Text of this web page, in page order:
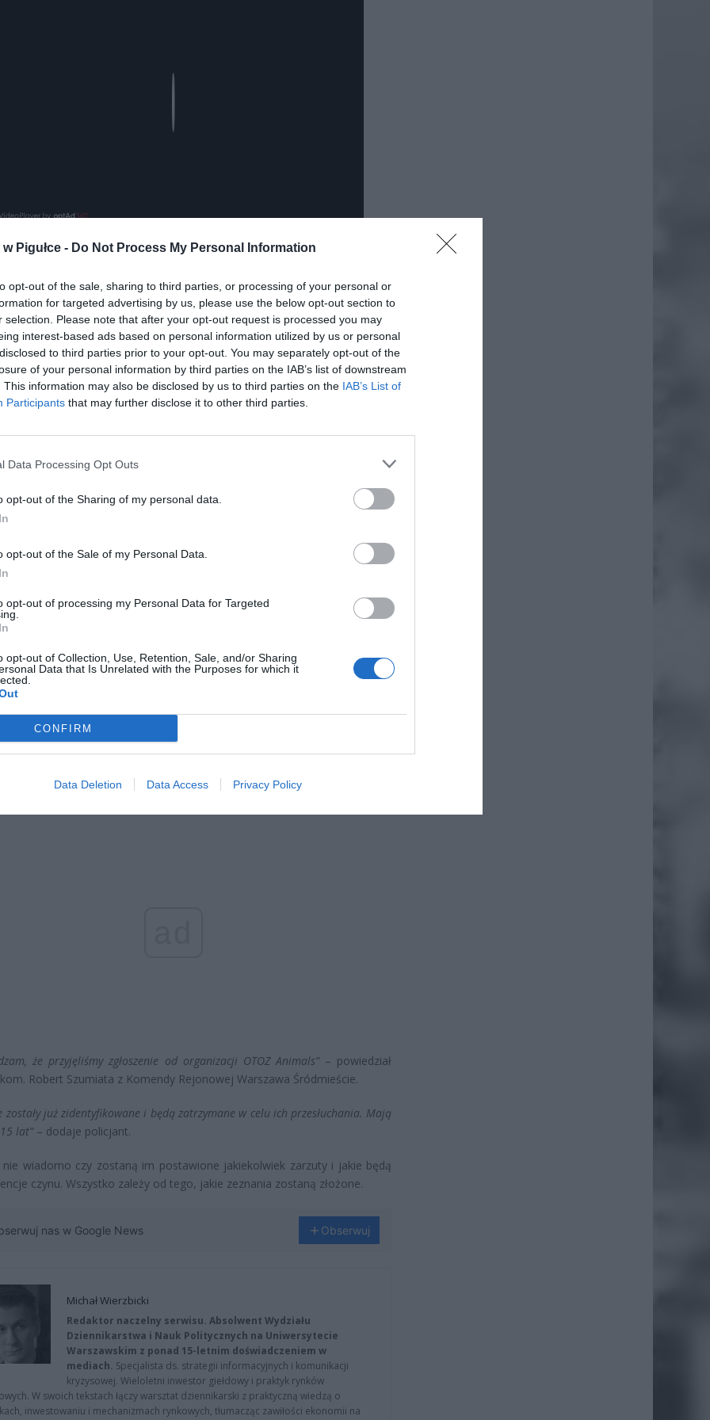
Pigułce - Do Not Process My Personal Information
opt-out of the sale, sharing to third parties, or processing of your personal or
for targeted advertising by us, please use the below opt-out section to
selection. Please note that after your opt-out request is processed you may
interest-based ads based on personal information utilized by us or personal
to third parties prior to your opt-out. You may separately opt-out of the
of your personal information by third parties on the IAB’s list of downstream
This information may also be disclosed by us to third parties on the IAB’s List of
Participants that may further disclose it to other third parties.
Data Processing Opt Outs
opt-out of the Sharing of my personal data.
opt-out of the Sale of my Personal Data.
opt-out of processing my Personal Data for Targeted
opt-out of Collection, Use, Retention, Sale, and/or Sharing
Data that Is Unrelated with the Purposes for which it
CONFIRM
Data Deletion Data Access Privacy Policy
ad
nas do preferowanych źródeł w Google
src=”http://tosiedzieje.s3.amazonaws.com/wp-
2018/06/golab18plus.jpg”]
przecenił hit do kuchni. Air fryer tańszy aż o 150 zł, a to dopiero
2026 16:06
dla milionów polskich rodzin. ZUS wypłacił już 173 mln zł.
wciąż można składać
2026 12:56
że przyjęliśmy zgłoszenie od organizacji OTOZ Animals”– powiedział
Robert Szumiata z Komendy Rejonowej Warszawa Śródmieście.
zostały już zidentyfikowane i będą zatrzymane w celu ich przesłuchania. Mają
lat”– dodaje policjant.
nie wiadomo czy zostaną im postawione jakiekolwiek zarzuty i jakie będą
czynu. Wszystko zależy od tego, jakie zeznania zostaną złożone.
nas w Google News Obserwuj
Michał Wierzbicki
Redaktor naczelny serwisu. Absolwent Wydziału
Dziennikarstwa i Nauk Politycznych na Uniwersytecie
Warszawskim z ponad 15-letnim doświadczeniem w
mediach. Specjalista ds. strategii informacyjnych i komunikacji
kryzysowej. Wieloletni inwestor giełdowy i praktyk rynków
W swoich tekstach łączy warsztat dziennikarski z praktyczną wiedzą o
inwestowaniu i mechanizmach rynkowych, tłumacząc zawiłości ekonomii na